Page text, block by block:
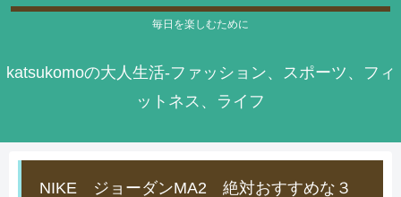
毎日を楽しむために
katsukomoの大人生活-ファッション、スポーツ、フィ
ットネス、ライフ
NIKE ジョーダンMA2 絶対おすすめな３